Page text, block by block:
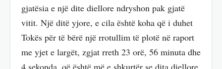
gjatësia e një dite diellore ndryshon pak gjatë
vitit. Një ditë yjore, e cila është koha që i duhet
Tokës për të bërë një rrotullim të plotë në raport
me yjet e largët, zgjat rreth 23 orë, 56 minuta dhe